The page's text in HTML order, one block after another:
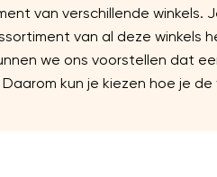
van verschillende winkels.
van al deze winkels
we ons voorstellen dat
kun je kiezen hoe je